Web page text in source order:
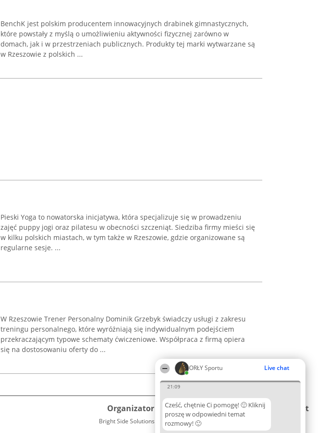
ORŁY Sportu Live chat
21:09
Cześć, chętnie Ci pomogę! 🙂 Kliknij
proszę w odpowiedni temat
rozmowy! 🙂
BenchK jest polskim producentem innowacyjnych drabinek gimnastycznych,
które powstały z myślą o umożliwieniu aktywności fizycznej zarówno w
domach, jak i w przestrzeniach publicznych. Produkty tej marki wytwarzane są
w Rzeszowie z polskich ...
Pieski Yoga to nowatorska inicjatywa, która specjalizuje się w prowadzeniu
zajęć puppy jogi oraz pilatesu w obecności szczeniąt. Siedziba firmy mieści się
w kilku polskich miastach, w tym także w Rzeszowie, gdzie organizowane są
regularne sesje. ...
W Rzeszowie Trener Personalny Dominik Grzebyk świadczy usługi z zakresu
treningu personalnego, które wyróżniają się indywidualnym podejściem
przekraczającym typowe schematy ćwiczeniowe. Współpraca z firmą opiera
się na dostosowaniu oferty do ...
Organizator plebiscytu
Bright Side Solutions sp. z o. o. sp. k.
ul. Ruska 22
Plebiscyt
Lista
Kontakt